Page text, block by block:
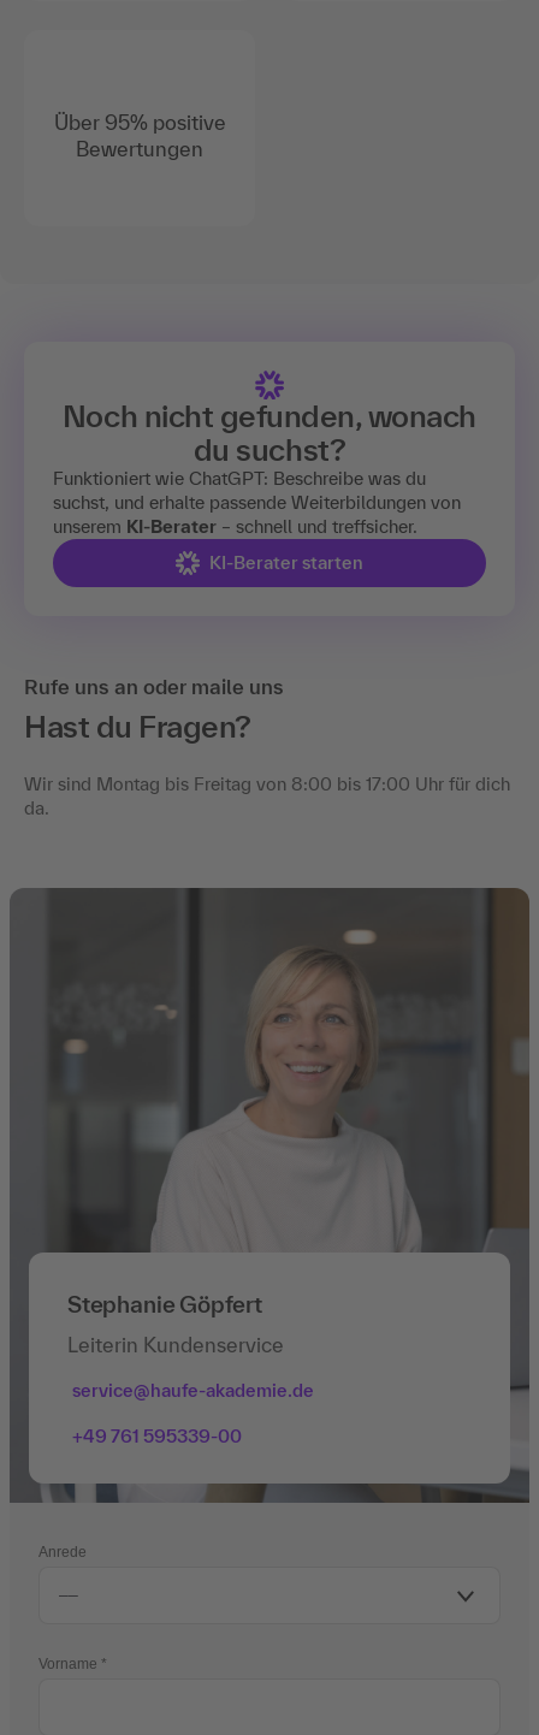
Über 95% positive
Bewertungen
Noch nicht gefunden, wonach
du suchst?
Funktioniert wie ChatGPT: Beschreibe was du
suchst, und erhalte passende Weiterbildungen von
unserem KI-Berater – schnell und treffsicher.
KI-Berater starten
Rufe uns an oder maile uns
Hast du Fragen?
Wir sind Montag bis Freitag von 8:00 bis 17:00 Uhr für dich
da.
Stephanie Göpfert
Leiterin Kundenservice
service@haufe-akademie.de
+49 761 595339-00
Anrede
Vorname